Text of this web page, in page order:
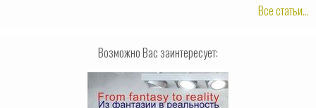
Все статьи...
Возможно Вас заинтересует: